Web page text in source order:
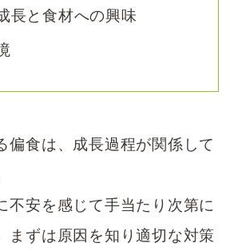
長と食材への興味
偏食は、成長過程が関係して
不安を感じて手当たり次第に
まずは原因を知り適切な対策